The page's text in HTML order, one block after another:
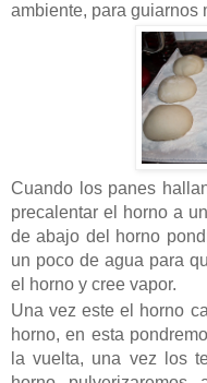
ambiente, para guiarnos
Cuando los panes
precalentar el horno a
de abajo del horno
un poco de agua para
el horno y cree vapor.
Una vez este el horno
horno, en esta
la vuelta, una vez los